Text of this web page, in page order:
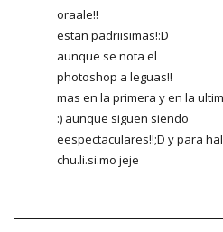
oraale!!
estan padriisimas!:D
aunque se nota el
photoshop a leguas!!
mas en la primera y en la
:) aunque siguen siendo
eespectaculares!!;D y para
chu.li.si.mo jeje